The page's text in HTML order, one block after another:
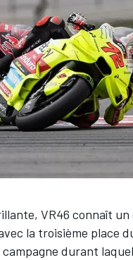
VR46 connaît
la troisième place
durant